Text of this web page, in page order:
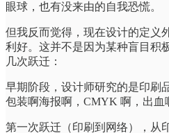
眼球，也有没来由的自我恐慌。
但我反而觉得，现在设计的定义
利好。这并不是因为某种盲目积
几次跃迁：
早期阶段，设计师研究的是印刷
包装啊海报啊，CMYK 啊，出血
第一次跃迁（印刷到网络），从